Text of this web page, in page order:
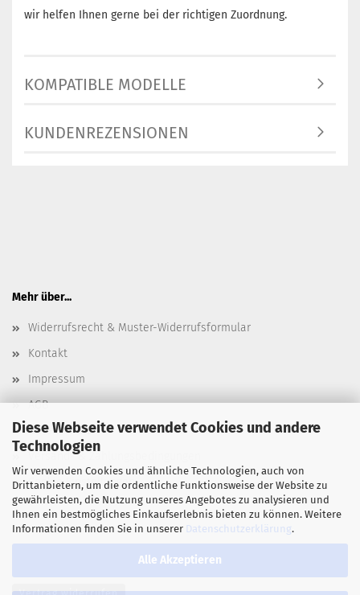
Diese Webseite verwendet Cookies und andere
Technologien
Wir verwenden Cookies und ähnliche Technologien, auch von
Drittanbietern, um die ordentliche Funktionsweise der Website zu
gewährleisten, die Nutzung unseres Angebotes zu analysieren und
Ihnen ein bestmögliches Einkaufserlebnis bieten zu können. Weitere
Informationen finden Sie in unserer Datenschutzerklärung.
Alle Akzeptieren
wir helfen Ihnen gerne bei der richtigen Zuordnung.
KOMPATIBLE MODELLE
KUNDENREZENSIONEN
Mehr über...
Widerrufsrecht & Muster-Widerrufsformular
Kontakt
Impressum
AGB
Datenschutz
Versand- & Zahlungsbedingungen
Cookie Einstellungen